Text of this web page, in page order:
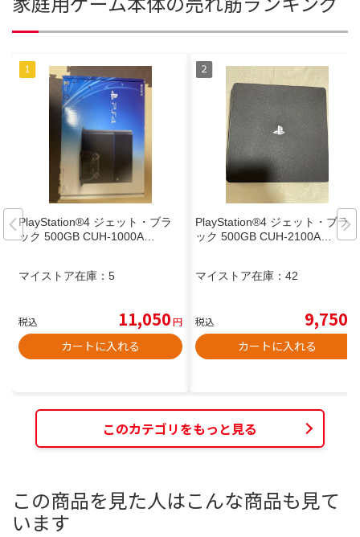
PlayStation®4 ジェット・ブラ
ック 500GB CUH-1000A…
マイストア在庫： 5
税込 11,050円
カートに入れる
PlayStation®4 ジェット・ブラ
ック 500GB CUH-2100A…
マイストア在庫： 42
税込 9,750
カートに入れる
このカテゴリをもっと見る
この商品を見た人はこんな商品も見て
います